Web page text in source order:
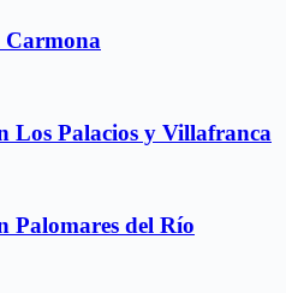
Carmona
Los Palacios y Villafranca
Palomares del Río